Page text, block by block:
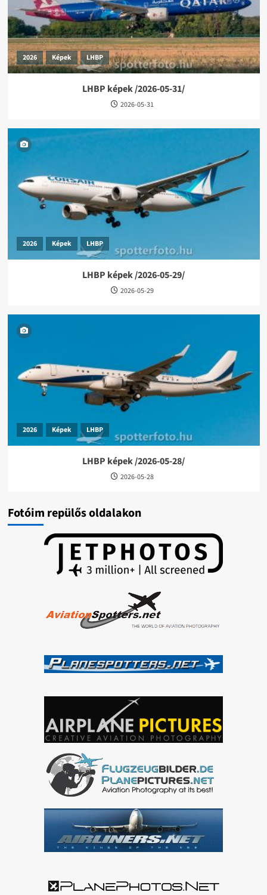
2026 Képek LHBP
LHBP képek /2026-05-31/
2026-05-31
2026 Képek LHBP
LHBP képek /2026-05-29/
2026-05-29
2026 Képek LHBP
LHBP képek /2026-05-28/
2026-05-28
Fotóim repülős oldalakon